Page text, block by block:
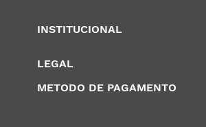
INSTITUCIONAL
LEGAL
METODO DE PAGAMENTO